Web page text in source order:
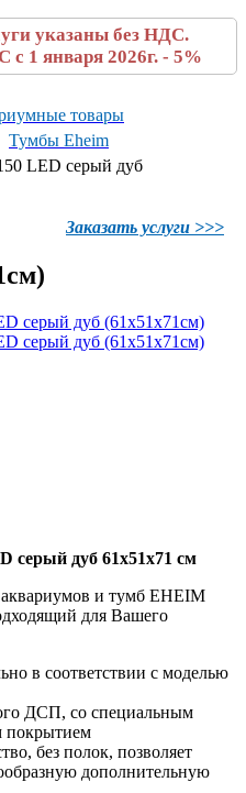
указаны без НДС.
1 января 2026г. - 5%
товары
Тумбы Eheim
LED серый дуб
Заказать услуги >>>
серый дуб 61x51x71 см
и тумб EHEIM
для Вашего
в соответствии с моделью
ДСП, со специальным
покрытием
без полок, позволяет
дополнительную